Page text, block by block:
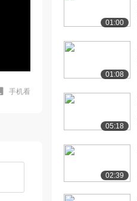
手机看
01:00
01:08
05:18
02:39